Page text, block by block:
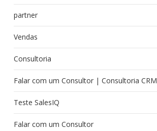
partner
Vendas
Consultoria
Falar com um Consultor | Consultoria CRM
Teste SalesIQ
Falar com um Consultor